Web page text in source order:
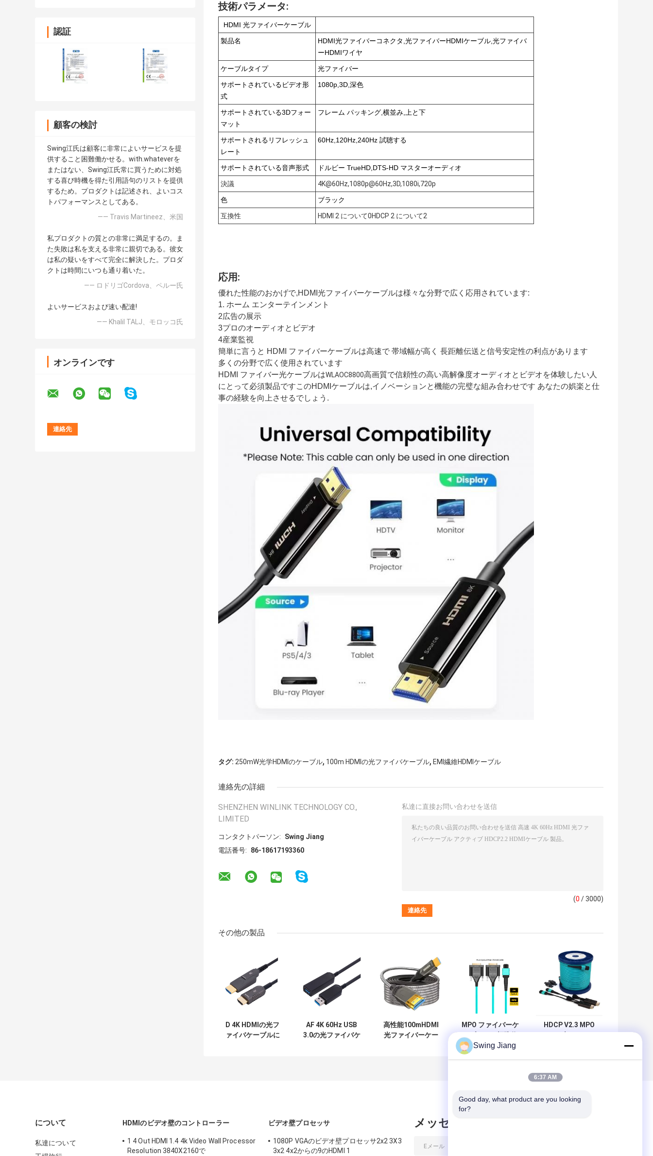
認証
顧客の検討
Swing江氏は顧客に非常によいサービスを提
供すること困難働かせる。with.whateverを
またはない、Swing江氏常に買うために対処
する喜び時機を得た引用語句のリストを提供
するため。プロダクトは記述され、よいコス
トパフォーマンスとしてある。
—— Travis Martineez、米国
私プロダクトの質との非常に満足するの。ま
た失敗は私を支える非常に親切である。彼女
は私の疑いをすべて完全に解決した。プロダ
クトは時間にいつも通り着いた。
—— ロドリゴCordova、ペルー氏
よいサービスおよび速い配達!
—— Khalil TALJ、モロッコ氏
オンラインです
技術パラメータ:
HDMI 光ファイバーケーブル
製品名
HDMI光ファイバーコネクタ,光ファイバーHDMIケーブル,光ファイバ
ーHDMIワイヤ
ケーブルタイプ 光ファイバー
サポートされているビデオ形
式
1080p,3D,深色
サポートされている3Dフォー
マット
フレーム パッキング,横並み,上と下
サポートされるリフレッシュ
レート
60Hz,120Hz,240Hz 試聴する
サポートされている音声形式 ドルビー TrueHD,DTS-HD マスターオーディオ
決議 4K@60Hz,1080p@60Hz,3D,1080i,720p
色 ブラック
互換性 HDMI 2 について0HDCP 2 について2
応用:
優れた性能のおかげで,HDMI光ファイバーケーブルは様々な分野で広く応用されています:
1. ホーム エンターテインメント
2広告の展示
3プロのオーディオとビデオ
4産業監視
簡単に言うと HDMI ファイバーケーブルは高速で 帯域幅が高く 長距離伝送と信号安定性の利点があります
多くの分野で広く使用されています
HDMI ファイバー光ケーブルはWLAOC8800高画質で信頼性の高い高解像度オーディオとビデオを体験したい人
にとって必須製品ですこのHDMIケーブルは,イノベーションと機能の完璧な組み合わせです あなたの娯楽と仕
事の経験を向上させるでしょう.
タグ: 250mW光学HDMIのケーブル, 100m HDMIの光ファイバケーブル, EMI繊維HDMIケーブル
連絡先の詳細
SHENZHEN WINLINK TECHNOLOGY CO.,
LIMITED
コンタクトパーソン:
Swing Jiang
電話番号:
86-18617193360
私達に直接お問い合わせを送信
(0 / 3000)
その他の製品
D 4K HDMIの光フ
ァイバケーブルに
AF 4K 60Hz USB
3.0の光ファイバケ
高性能100mHDMI
光ファイバーケー
MPO ファイバーケ
号ポート DP 1.4 プ
ロトコルに対応 4K
HDCP V2.3 MPO
について
私達について
HDMIのビデオ壁のコントローラー
1 4 Out HDMI 1.4 4k Video Wall Processor
Resolution 3840X2160で
ビデオ壁プロセッサ
1080P VGAのビデオ壁プロセッサ2x2 3X3
3x2 4x2からの9のHDMI 1
メッセージ
Swing Jiang
6:37 AM
Good day, what product are you looking
for?